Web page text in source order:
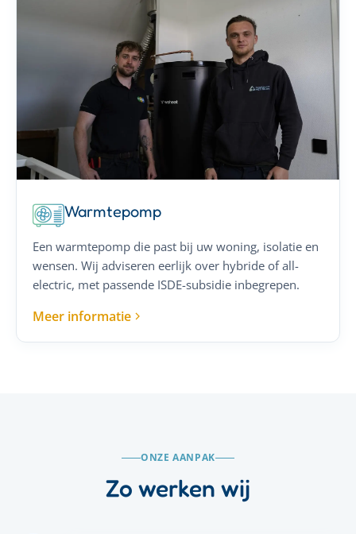
Warmtepomp
Een warmtepomp die past bij uw woning, isolatie en
wensen. Wij adviseren eerlijk over hybride of all-
electric, met passende ISDE-subsidie inbegrepen.
Meer informatie
ONZE AANPAK
Zo werken wij